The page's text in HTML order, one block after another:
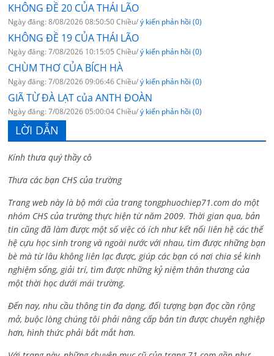
KHÔNG ĐỀ 20 CỦA THÁI LÃO
Ngày đăng: 8/08/2026 08:50:50 Chiều/ý kiến phản hồi (0)
KHÔNG ĐỀ 19 CỦA THÁI LÃO
Ngày đăng: 7/08/2026 10:15:05 Chiều/ý kiến phản hồi (0)
CHÙM THƠ CỦA BÍCH HÀ
Ngày đăng: 7/08/2026 09:06:46 Chiều/ý kiến phản hồi (0)
GIÃ TỪ ĐÀ LẠT của ANTH ĐOÀN
Ngày đăng: 7/08/2026 05:00:04 Chiều/ý kiến phản hồi (0)
LỜI DẪN
Kính thưa quý thầy cô
Thưa các bạn CHS của trường
Trang web này là bộ mới của trang tongphuochiep71.com do một
nhóm CHS của trường thực hiện từ năm 2009. Thời gian qua, bản
tin cũng đã làm được một số việc có ích như kết nối liên hệ các thế
hệ cựu học sinh trong và ngoài nước với nhau, tìm được những bạn
bè mà từ lâu không liên lạc được, giúp các bạn có nơi chia sẻ kinh
nghiệm sống, giải trí, tìm được những kỷ niệm thân thương của
một thời học dưới mái trường.
Đến nay, nhu cầu thông tin đa dạng, đối tượng bạn đọc cần rộng
mở, buộc lòng chúng tôi phải nâng cấp bản tin được chuyên nghiệp
hơn, hình thức phải bắt mắt hơn.